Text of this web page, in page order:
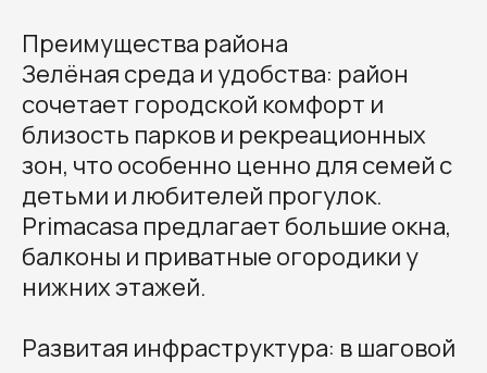
Преимущества района
Зелёная среда и удобства: район
сочетает городской комфорт и
близость парков и рекреационных
зон, что особенно ценно для семей с
детьми и любителей прогулок.
Primacasa предлагает большие окна,
балконы и приватные огородики у
нижних этажей.
Развитая инфраструктура: в шаговой